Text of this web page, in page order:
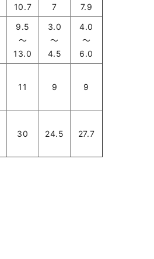
10.7 7
7.9
9.5
～
13.0
3.0
～
4.5
4.0
～
6.0
11 9 9
30 24.5 27.7